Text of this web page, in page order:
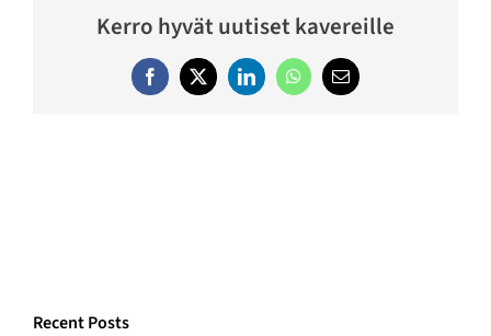
Kerro hyvät uutiset kavereille
FacebookTwitterLinkedInWhatsApp
Email
Recent Posts